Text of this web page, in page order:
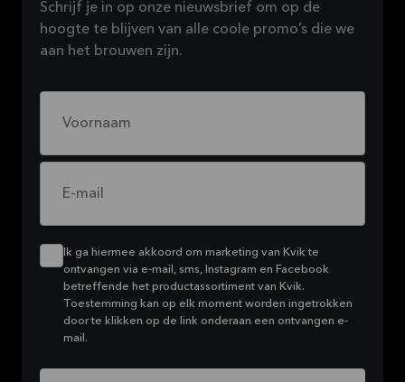
Schrijf je in op onze nieuwsbrief om op de
hoogte te blijven van alle coole promo’s die we
aan het brouwen zijn.
Voornaam
E-mail
Ik ga hiermee akkoord om marketing van Kvik te
ontvangen via e-mail, sms, Instagram en Facebook
betreffende het productassortiment van Kvik.
Toestemming kan op elk moment worden ingetrokken
door te klikken op de link onderaan een ontvangen e-
mail.